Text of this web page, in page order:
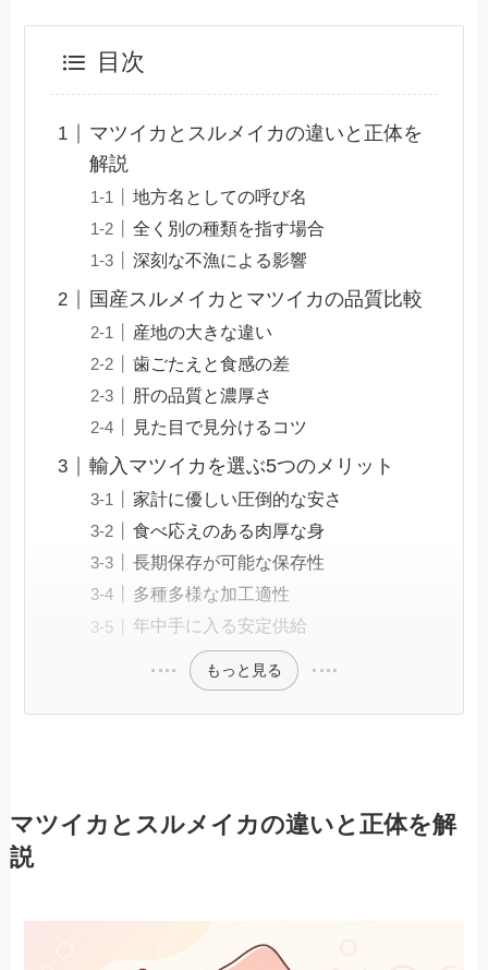
目次
マツイカとスルメイカの違いと正体を
解説
地方名としての呼び名
全く別の種類を指す場合
深刻な不漁による影響
国産スルメイカとマツイカの品質比較
産地の大きな違い
歯ごたえと食感の差
肝の品質と濃厚さ
見た目で見分けるコツ
輸入マツイカを選ぶ5つのメリット
家計に優しい圧倒的な安さ
食べ応えのある肉厚な身
長期保存が可能な保存性
多種多様な加工適性
年中手に入る安定供給
もっと見る
マツイカとスルメイカの違いと正体を解
説